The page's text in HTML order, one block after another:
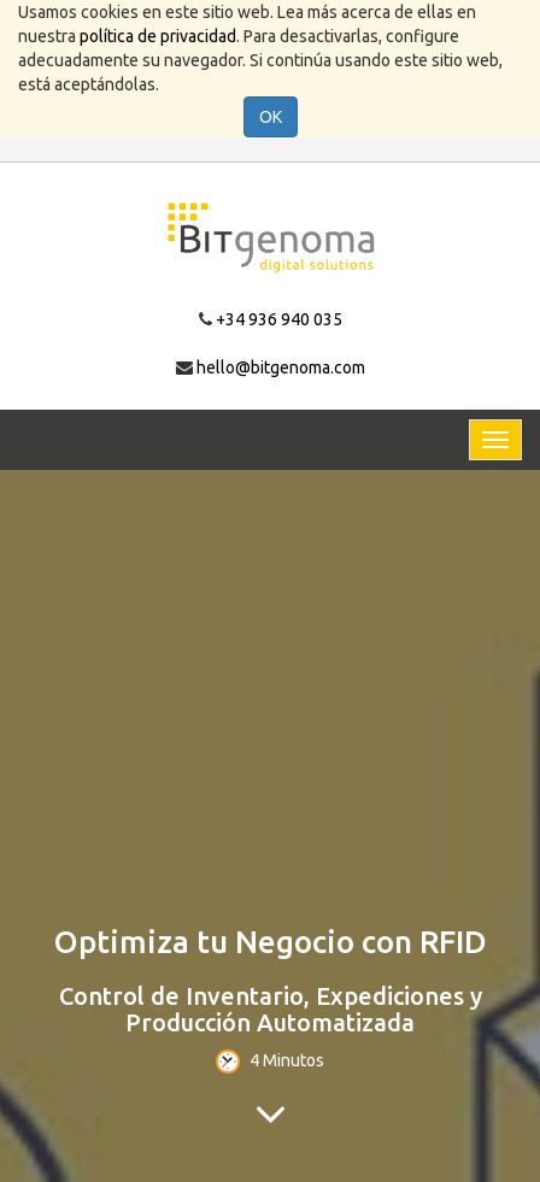
Usamos cookies en este sitio web. Lea más acerca de ellas en
nuestra política de privacidad. Para desactivarlas, configure
adecuadamente su navegador. Si continúa usando este sitio web,
está aceptándolas.
OK
+34 936 940 035
hello@bitgenoma.com
Optimiza tu Negocio con RFID
Control de Inventario, Expediciones y
Producción Automatizada
4 Minutos